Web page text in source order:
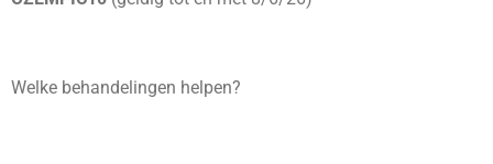
Welke behandelingen helpen?